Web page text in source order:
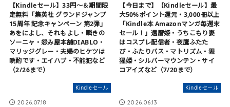
【Kindleセール】33円〜＆期間限
定無料「集英社 グランドジャンプ
15周年 記念キャンペーン 第2弾」
あをによし、それもよし・瞬きの
ソーニャ・怨み屋本舗DIABLO・
マリッジグレー・夫婦のヒケツは
晩酌です・エイハブ・不能犯など
（2/26まで）
【今日まで】【Kindleセール】最
大50%ポイント還元・3,000冊以上
「Kindle本 Amazonマンガ毎週末
セール！」還暦姫・うちこもり妻
はコスプレ配信者・夜鷹ふたた
び・ふたりバス・マトリズム・猩
猩姫・シルバーマウンテン・サイ
コアイズなど（7/20まで）
Kindleセール
2026.07.18
Kindleセール
2026.06.13